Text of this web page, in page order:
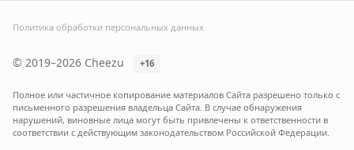
© 2019–2026 Cheezu +16
Политика обработки персональных данных
Полное или частичное копирование материалов Сайта разрешено только с
письменного разрешения владельца Сайта. В случае обнаружения
нарушений, виновные лица могут быть привлечены к ответственности в
соответствии с действующим законодательством Российской Федерации.